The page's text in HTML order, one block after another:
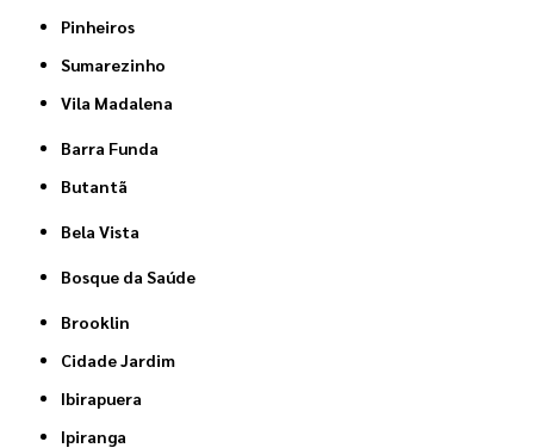
Pinheiros
Sumarezinho
Vila Madalena
Barra Funda
Butantã
Bela Vista
Bosque da Saúde
Brooklin
Cidade Jardim
Ibirapuera
Ipiranga